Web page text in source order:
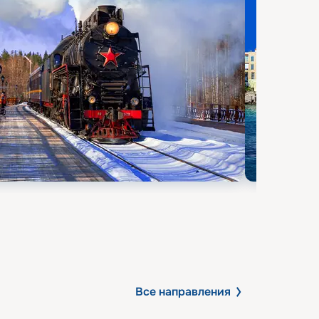
Все направления